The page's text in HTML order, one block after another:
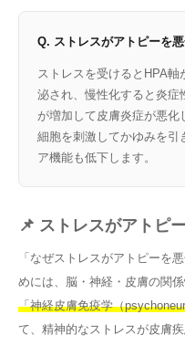
Q. ストレスがアトピーを
ストレスを受けるとHPA
泌され、慢性化すると炎症
が増加して皮膚炎症が悪化
細胞を刺激してかゆみを引
ア機能も低下します。
📌 ストレスがアトピ
「なぜストレスがアトピーを
めには、脳・神経・皮膚の関
「神経皮膚免疫学（
て、精神的なストレスが皮膚